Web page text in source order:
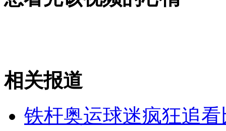
回程待遇:女排坐经济舱国乒享公务舱
罕见三岁小羊羔 头长四个角
相关报道
铁杆奥运球迷疯狂追